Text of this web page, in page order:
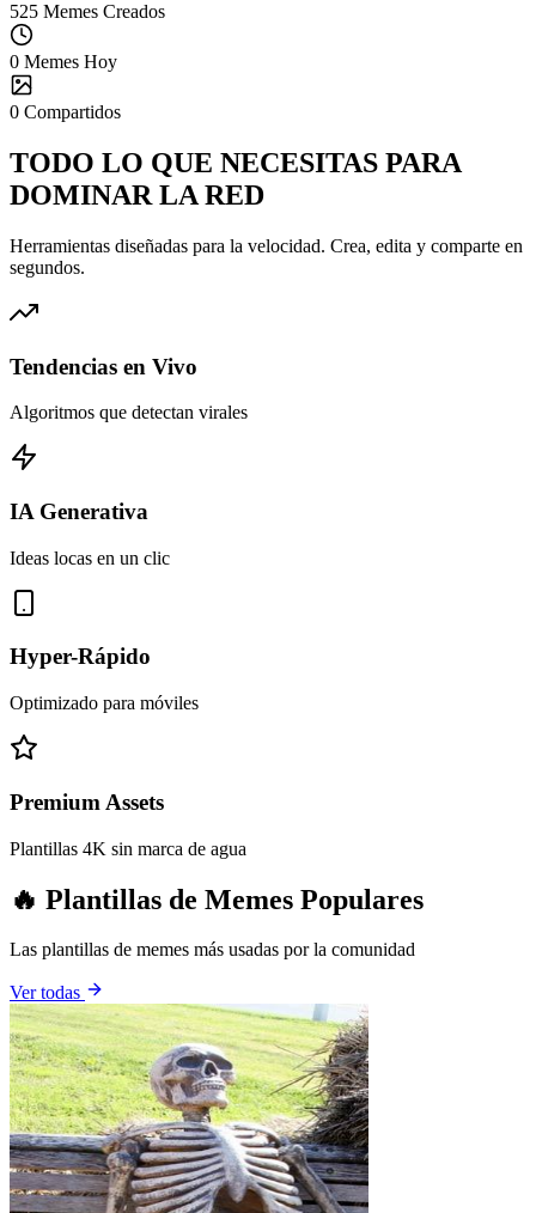
525 Memes Creados
0 Memes Hoy
0 Compartidos
TODO LO QUE NECESITAS PARA
DOMINAR LA RED
Herramientas diseñadas para la velocidad. Crea, edita y comparte en
segundos.
Tendencias en Vivo
Algoritmos que detectan virales
IA Generativa
Ideas locas en un clic
Hyper-Rápido
Optimizado para móviles
Premium Assets
Plantillas 4K sin marca de agua
🔥 Plantillas de Memes Populares
Las plantillas de memes más usadas por la comunidad
Ver todas